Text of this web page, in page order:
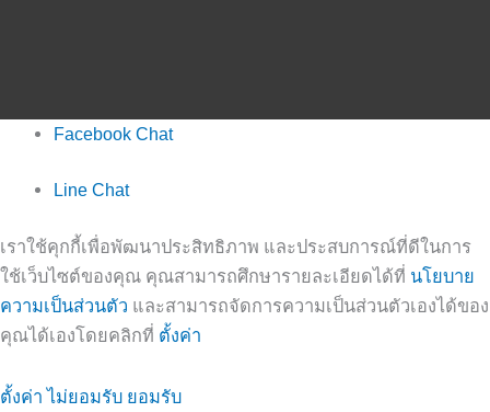
Facebook Chat
Line Chat
เราใช้คุกกี้เพื่อพัฒนาประสิทธิภาพ และประสบการณ์ที่ดีในการ
ใช้เว็บไซต์ของคุณ คุณสามารถศึกษารายละเอียดได้ที่ นโยบาย
ความเป็นส่วนตัว และสามารถจัดการความเป็นส่วนตัวเองได้ของ
คุณได้เองโดยคลิกที่ ตั้งค่า
ตั้งค่า ไม่ยอมรับ ยอมรับ